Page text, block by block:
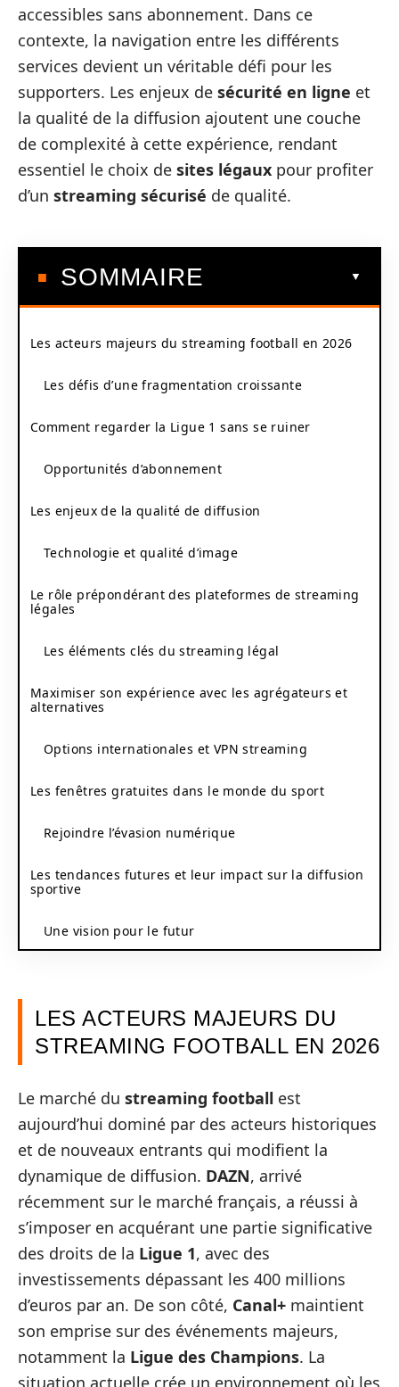
accessibles sans abonnement. Dans ce
contexte, la navigation entre les différents
services devient un véritable défi pour les
supporters. Les enjeux de sécurité en ligne et
la qualité de la diffusion ajoutent une couche
de complexité à cette expérience, rendant
essentiel le choix de sites légaux pour profiter
d’un streaming sécurisé de qualité.
SOMMAIRE
Les acteurs majeurs du streaming football en 2026
Les défis d’une fragmentation croissante
Comment regarder la Ligue 1 sans se ruiner
Opportunités d’abonnement
Les enjeux de la qualité de diffusion
Technologie et qualité d’image
Le rôle prépondérant des plateformes de streaming
légales
Les éléments clés du streaming légal
Maximiser son expérience avec les agrégateurs et
alternatives
Options internationales et VPN streaming
Les fenêtres gratuites dans le monde du sport
Rejoindre l’évasion numérique
Les tendances futures et leur impact sur la diffusion
sportive
Une vision pour le futur
LES ACTEURS MAJEURS DU
STREAMING FOOTBALL EN 2026
Le marché du streaming football est
aujourd’hui dominé par des acteurs historiques
et de nouveaux entrants qui modifient la
dynamique de diffusion. DAZN, arrivé
récemment sur le marché français, a réussi à
s’imposer en acquérant une partie significative
des droits de la Ligue 1, avec des
investissements dépassant les 400 millions
d’euros par an. De son côté, Canal+ maintient
son emprise sur des événements majeurs,
notamment la Ligue des Champions. La
situation actuelle crée un environnement où les